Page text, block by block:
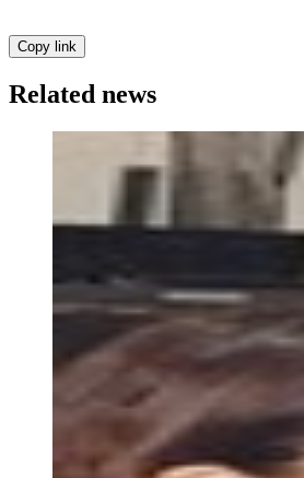
Copy link
Related news